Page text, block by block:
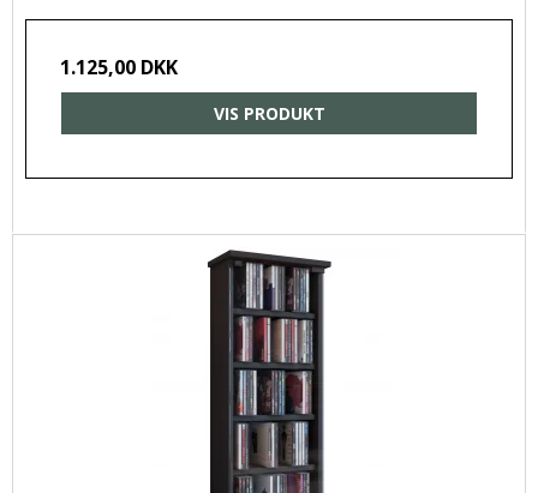
1.125,00 DKK
VIS PRODUKT